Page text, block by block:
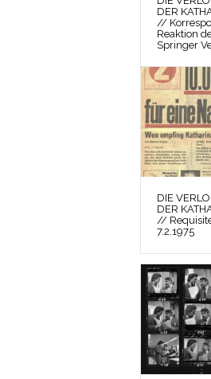
DER
//
Reaktion
Springer
DIE
DER
//
7.2.1975